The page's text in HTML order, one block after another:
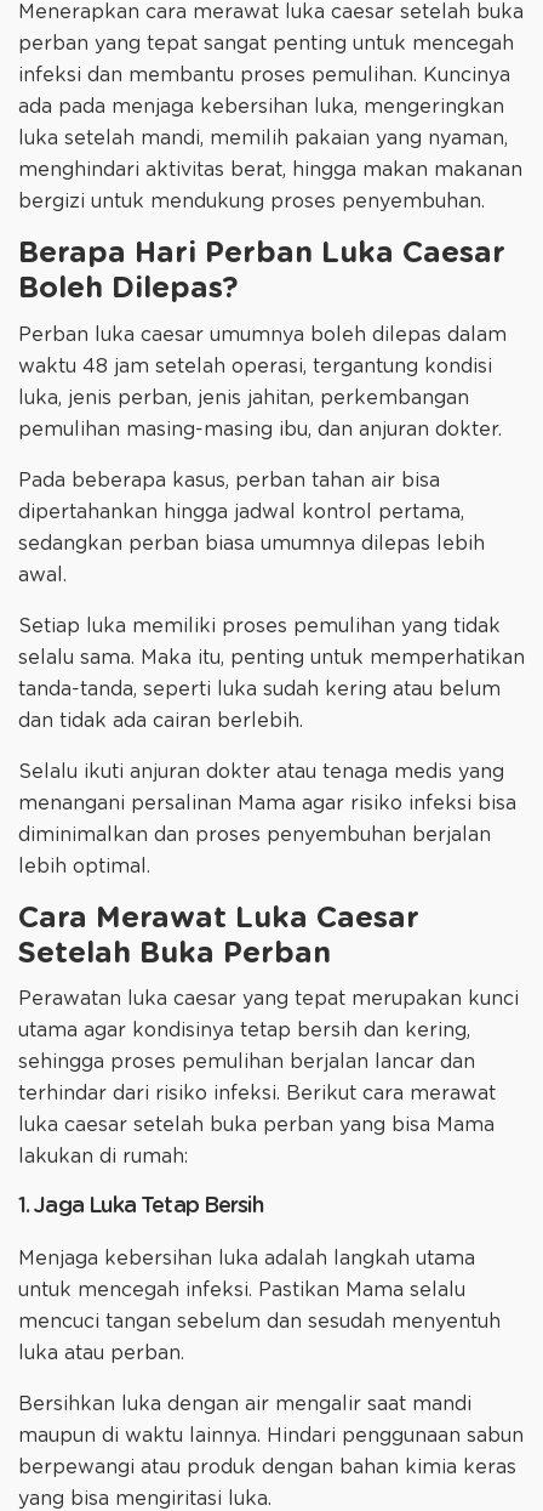
Menerapkan cara merawat luka caesar setelah buka
perban yang tepat sangat penting untuk mencegah
infeksi dan membantu proses pemulihan. Kuncinya
ada pada menjaga kebersihan luka, mengeringkan
luka setelah mandi, memilih pakaian yang nyaman,
menghindari aktivitas berat, hingga makan makanan
bergizi untuk mendukung proses penyembuhan.
Berapa Hari Perban Luka Caesar
Boleh Dilepas?
Perban luka caesar umumnya boleh dilepas dalam
waktu 48 jam setelah operasi, tergantung kondisi
luka, jenis perban, jenis jahitan, perkembangan
pemulihan masing-masing ibu, dan anjuran dokter.
Pada beberapa kasus, perban tahan air bisa
dipertahankan hingga jadwal kontrol pertama,
sedangkan perban biasa umumnya dilepas lebih
awal.
Setiap luka memiliki proses pemulihan yang tidak
selalu sama. Maka itu, penting untuk memperhatikan
tanda-tanda, seperti luka sudah kering atau belum
dan tidak ada cairan berlebih.
Selalu ikuti anjuran dokter atau tenaga medis yang
menangani persalinan Mama agar risiko infeksi bisa
diminimalkan dan proses penyembuhan berjalan
lebih optimal.
Cara Merawat Luka Caesar
Setelah Buka Perban
Perawatan luka caesar yang tepat merupakan kunci
utama agar kondisinya tetap bersih dan kering,
sehingga proses pemulihan berjalan lancar dan
terhindar dari risiko infeksi. Berikut cara merawat
luka caesar setelah buka perban yang bisa Mama
lakukan di rumah:
1. Jaga Luka Tetap Bersih
Menjaga kebersihan luka adalah langkah utama
untuk mencegah infeksi. Pastikan Mama selalu
mencuci tangan sebelum dan sesudah menyentuh
luka atau perban.
Bersihkan luka dengan air mengalir saat mandi
maupun di waktu lainnya. Hindari penggunaan sabun
berpewangi atau produk dengan bahan kimia keras
yang bisa mengiritasi luka.